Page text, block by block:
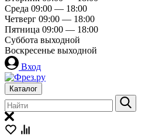
Среда 09:00 — 18:00
Четверг 09:00 — 18:00
Пятница 09:00 — 18:00
Суббота выходной
Воскресенье выходной
Вход
Каталог